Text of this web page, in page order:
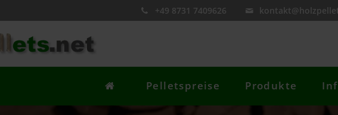
+49 8731 7409626
Pelletspreise Produkte